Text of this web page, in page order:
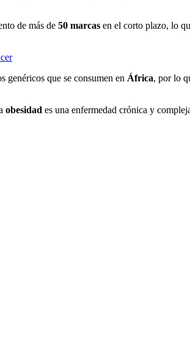
de más de 50 marcas en el corto plazo, lo
genéricos que se consumen en África, por lo
obesidad es una enfermedad crónica y